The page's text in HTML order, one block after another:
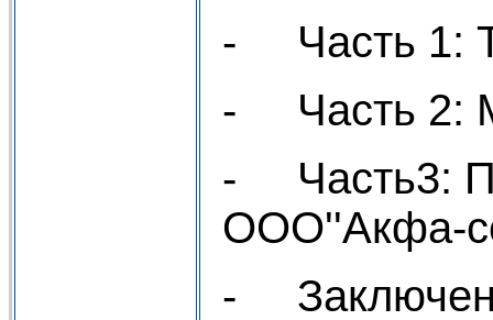
- Часть 1:
- Часть 2:
- Часть3:
ООО''Акфа-
-